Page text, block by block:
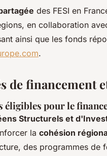
des FESI en
en collaboration
ainsi que les fonds
.
de financement
éligibles pour le
Structurels et
la cohésion
des programmes de